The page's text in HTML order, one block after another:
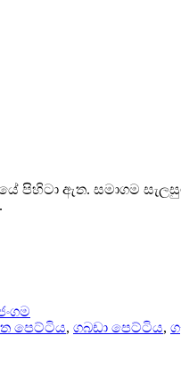
ඇත. සමාගම
පෙට්ටිය, ගබඩා පෙට්ටිය,